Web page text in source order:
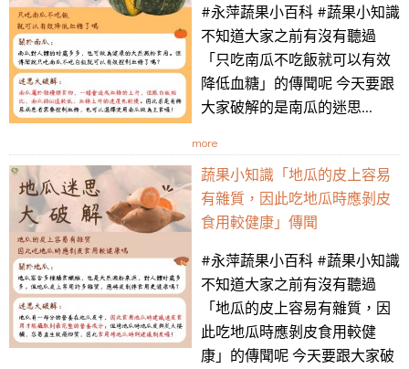
#永萍蔬果小百科 #蔬果小知識
不知道大家之前有沒有聽過
「只吃南瓜不吃飯就可以有效
降低血糖」的傳聞呢 今天要跟
大家破解的是南瓜的迷思...
more
蔬果小知識「地瓜的皮上容易
有雜質，因此吃地瓜時應剝皮
食用較健康」傳聞
#永萍蔬果小百科 #蔬果小知識
不知道大家之前有沒有聽過
「地瓜的皮上容易有雜質，因
此吃地瓜時應剝皮食用較健
康」的傳聞呢 今天要跟大家破